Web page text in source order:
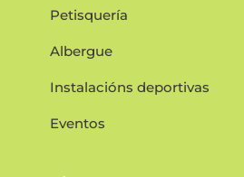
Petisquería
Albergue
Instalacións deportivas
Eventos